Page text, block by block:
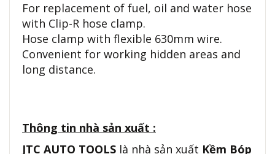
For replacement of fuel, oil and water hose
with Clip-R hose clamp.
Hose clamp with flexible 630mm wire.
Convenient for working hidden areas and
long distance.
Thông tin nhà sản xuất :
JTC AUTO TOOLS là nhà sản xuất Kềm Bóp